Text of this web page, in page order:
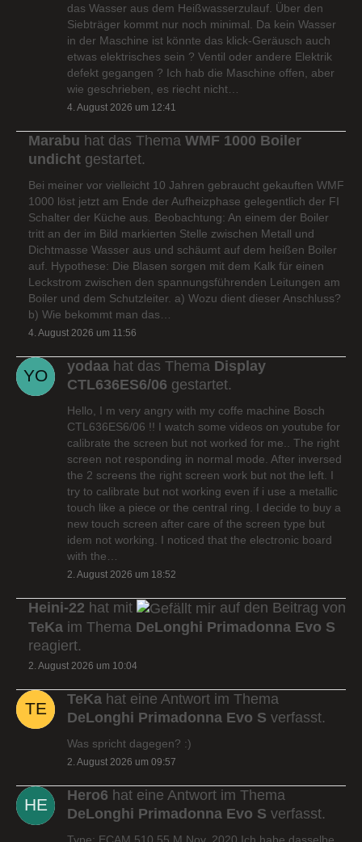
das Wasser aus dem Heißwasserzulauf. Über den
Siebträger kommt nur noch minimal. Da kein Wasser
in der Maschine ist könnte das klick-Geräusch auch
etwas elektrisches sein ? Ventil oder andere Elektrik
defekt gegangen ? Ich hab die Maschine offen, aber
wie geschrieben, es riecht nicht…
4. August 2026 um 12:41
Marabu hat das Thema WMF 1000 Boiler
undicht gestartet.
Bei meiner vor vielleicht 10 Jahren gebraucht gekauften WMF
1000 löst jetzt am Ende der Aufheizphase gelegentlich der FI
Schalter der Küche aus. Beobachtung: An einem der Boiler
tritt an der im Bild markierten Stelle zwischen Metall und
Dichtmasse Wasser aus und schäumt auf dem heißen Boiler
auf. Hypothese: Die Blasen sorgen mit dem Kalk für einen
Leckstrom zwischen den spannungsführenden Leitungen am
Boiler und dem Schutzleiter. a) Wozu dient dieser Anschluss?
b) Wie bekommt man das…
4. August 2026 um 11:56
yodaa hat das Thema Display
CTL636ES6/06 gestartet.
Hello, I m very angry with my coffe machine Bosch
CTL636ES6/06 !! I watch some videos on youtube for
calibrate the screen but not worked for me.. The right
screen not responding in normal mode. After inversed
the 2 screens the right screen work but not the left. I
try to calibrate but not working even if i use a metallic
touch like a piece or the central ring. I decide to buy a
new touch screen after care of the screen type but
idem not working. I noticed that the electronic board
with the…
2. August 2026 um 18:52
Heini-22 hat mit
auf den Beitrag von
TeKa im Thema DeLonghi Primadonna Evo S
reagiert.
2. August 2026 um 10:04
TeKa hat eine Antwort im Thema
DeLonghi Primadonna Evo S verfasst.
Was spricht dagegen? :)
2. August 2026 um 09:57
Hero6 hat eine Antwort im Thema
DeLonghi Primadonna Evo S verfasst.
Type: ECAM 510.55.M Nov. 2020 Ich habe dasselbe